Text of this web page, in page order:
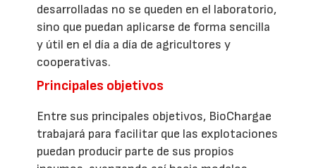
desarrolladas no se queden en el laboratorio,
sino que puedan aplicarse de forma sencilla
y útil en el día a día de agricultores y
cooperativas.
Principales objetivos
Entre sus principales objetivos, BioChargae
trabajará para facilitar que las explotaciones
puedan producir parte de sus propios